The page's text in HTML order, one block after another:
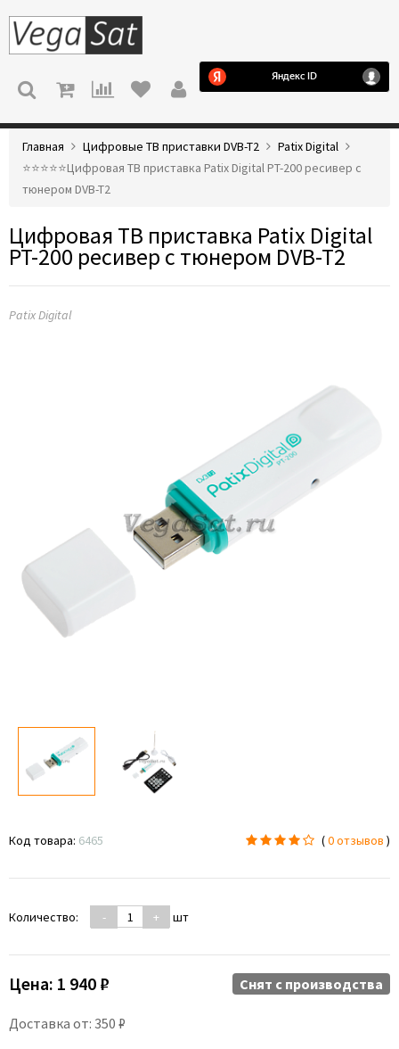
МЕНЮ
Главная Цифровые ТВ приставки DVB-T2
Patix Digital
⭐️⭐️⭐️⭐️⭐️Цифровая ТВ приставка Patix Digital PT-200 ресивер с
тюнером DVB-T2
Цифровая ТВ приставка Patix Digital
PT-200 ресивер с тюнером DVB-T2
Patix Digital
Код товара: 6465 (0 отзывов )
Количество: - + шт
Цена: 1 940 ₽
Доставка от: 350 ₽
Снят c производства